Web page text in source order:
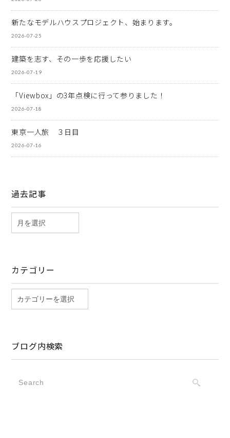
新たなモデルハウスプロジェクト、始まります。
2026-07-25
建築を志す、その一歩を応援したい
2026-07-19
「Viewbox」の3年点検に行って参りました！
2026-07-18
東京一人旅 ３日目
2026-07-16
過去記事
カテゴリー
ブログ内検索